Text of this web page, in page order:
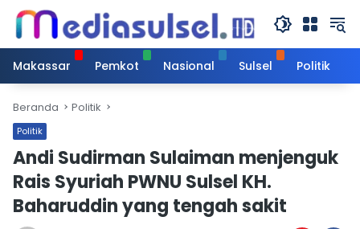
Langsung
konten
Makassar
Pemkot Nasional Sulsel Politik
Beranda Politik
Politik
Andi Sudirman Sulaiman menjenguk
Rais Syuriah PWNU Sulsel KH.
Baharuddin yang tengah sakit